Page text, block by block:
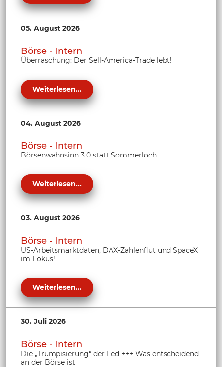
05. August 2026
Börse - Intern
Überraschung: Der Sell-America-Trade lebt!
Weiterlesen...
04. August 2026
Börse - Intern
Börsenwahnsinn 3.0 statt Sommerloch
Weiterlesen...
03. August 2026
Börse - Intern
US-Arbeitsmarktdaten, DAX-Zahlenflut und SpaceX
im Fokus!
Weiterlesen...
30. Juli 2026
Börse - Intern
Die „Trumpisierung“ der Fed +++ Was entscheidend
an der Börse ist